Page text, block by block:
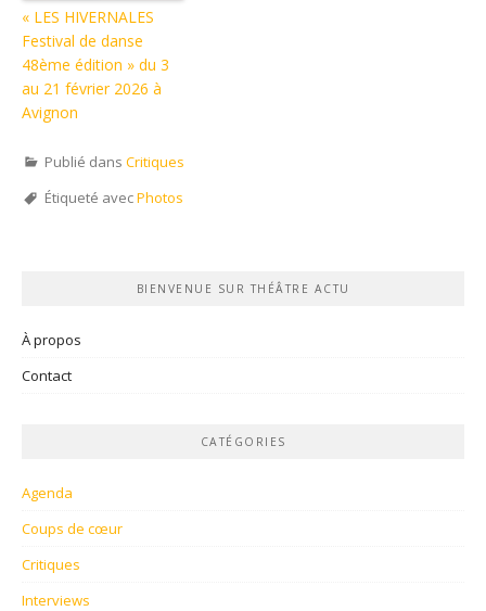
« LES HIVERNALES
Festival de danse
48ème édition » du 3
au 21 février 2026 à
Avignon
Publié dans Critiques
Étiqueté avecPhotos
BIENVENUE SUR THÉÂTRE ACTU
À propos
Contact
CATÉGORIES
Agenda
Coups de cœur
Critiques
Interviews